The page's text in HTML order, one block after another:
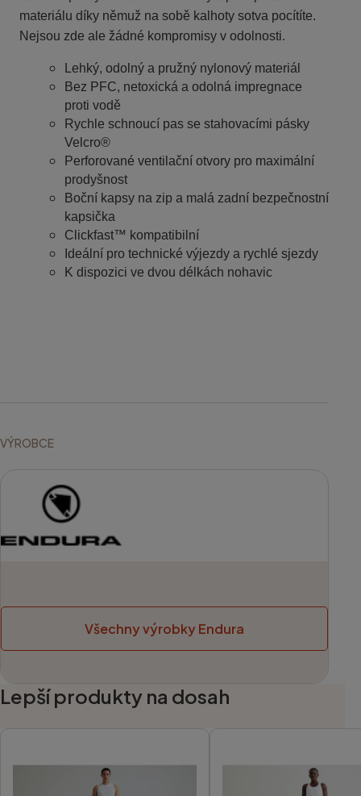
materiálu díky němuž na sobě kalhoty sotva pocítíte.
Nejsou zde ale žádné kompromisy v odolnosti.
Lehký, odolný a pružný nylonový materiál
Bez PFC, netoxická a odolná impregnace
proti vodě
Rychle schnoucí pas se stahovacími pásky
Velcro®
Perforované ventilační otvory pro maximální
prodyšnost
Boční kapsy na zip a malá zadní bezpečnostní
kapsička
Clickfast™ kompatibilní
Ideální pro technické výjezdy a rychlé sjezdy
K dispozici ve dvou délkách nohavic
VÝROBCE
Všechny výrobky Endura
Lepší produkty na dosah